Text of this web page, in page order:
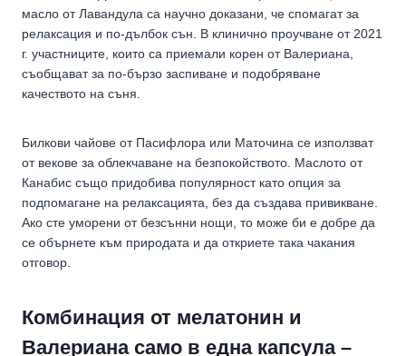
масло от Лавандула са научно доказани, че спомагат за
релаксация и по-дълбок сън. В клинично проучване от 2021
г. участниците, които са приемали корен от Валериана,
съобщават за по-бързо заспиване и подобряване
качеството на съня.
Билкови чайове от Пасифлора или Маточина се използват
от векове за облекчаване на безпокойството. Маслото от
Канабис също придобива популярност като опция за
подпомагане на релаксацията, без да създава привикване.
Ако сте уморени от безсънни нощи, то може би е добре да
се обърнете към природата и да откриете така чакания
отговор.
Комбинация от мелатонин и
Валериана само в една капсула –